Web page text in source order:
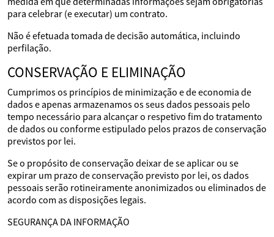
para celebrar (e executar) um contrato.
Não é efetuada tomada de decisão automática, incluindo
perfilação.
CONSERVAÇÃO E ELIMINAÇÃO
Cumprimos os princípios de minimização e de economia de
dados e apenas armazenamos os seus dados pessoais pelo
tempo necessário para alcançar o respetivo fim do tratamento
de dados ou conforme estipulado pelos prazos de conservação
previstos por lei.
Se o propósito de conservação deixar de se aplicar ou se
expirar um prazo de conservação previsto por lei, os dados
pessoais serão rotineiramente anonimizados ou eliminados de
acordo com as disposições legais.
SEGURANÇA DA INFORMAÇÃO